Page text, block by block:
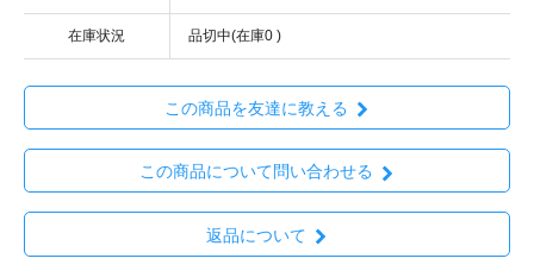
在庫状況 品切中(在庫0 )
この商品を友達に教える
この商品について問い合わせる
返品について